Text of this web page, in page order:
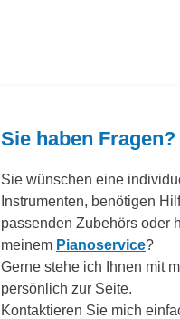
Sie haben Fragen?
Sie wünschen eine
Instrumenten, benötigen
passenden Zubehörs oder
meinem Pianoservice?
Gerne stehe ich Ihnen mit
persönlich zur Seite.
Kontaktieren Sie mich